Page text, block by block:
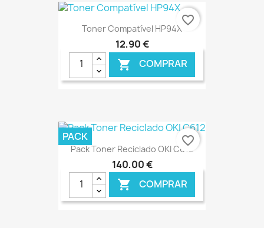
Toner Compatível HP94X
12,90 €
 COMPRAR
€ ONLINE
favorite_border
Pack Toner Reciclado OKI C612
140,00 €
 COMPRAR
PACK favorite_border